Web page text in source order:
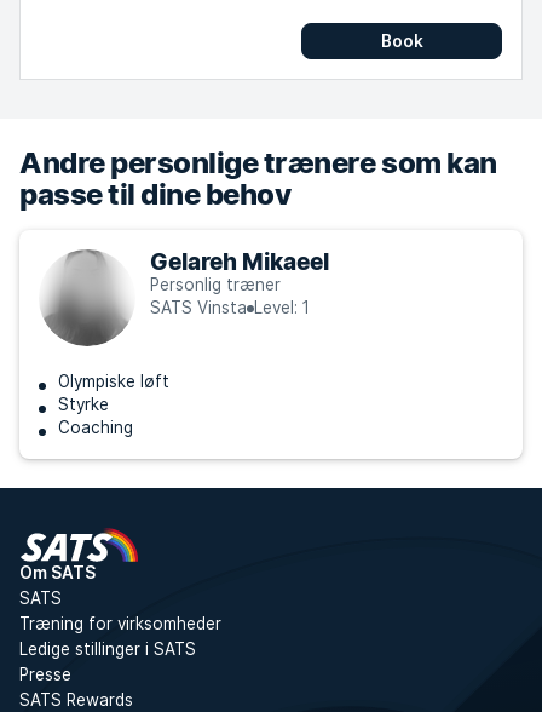
Book
Andre personlige trænere som kan
passe til dine behov
Gelareh Mikaeel
Personlig træner
SATS Vinsta
Level: 1
Olympiske løft
Styrke
Coaching
Om SATS
SATS
Træning for virksomheder
Ledige stillinger i SATS
Presse
SATS Rewards